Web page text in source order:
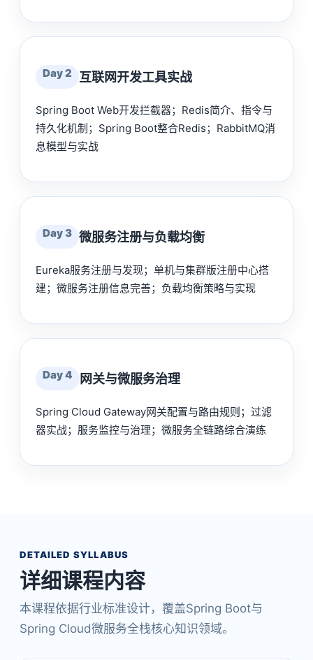
Day 2 互联网开发工具实战
Spring Boot Web开发拦截器；Redis简介、指令与
持久化机制；Spring Boot整合Redis；RabbitMQ消
息模型与实战
Day 3 微服务注册与负载均衡
Eureka服务注册与发现；单机与集群版注册中心搭
建；微服务注册信息完善；负载均衡策略与实现
Day 4 网关与微服务治理
Spring Cloud Gateway网关配置与路由规则；过滤
器实战；服务监控与治理；微服务全链路综合演练
DETAILED SYLLABUS
详细课程内容
本课程依据行业标准设计，覆盖Spring Boot与
Spring Cloud微服务全栈核心知识领域。